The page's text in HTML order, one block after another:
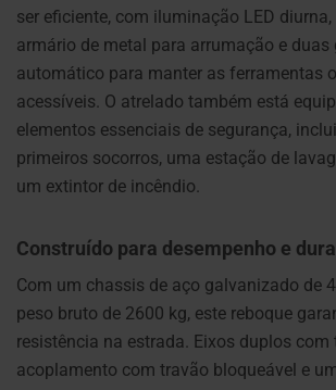
ser eficiente, com iluminação LED
armário de metal para arrumação e duas
automático para manter as ferramentas
acessíveis. O atrelado também está
elementos essenciais de segurança,
primeiros socorros, uma estação de
um extintor de incêndio.
Construído para desempenho e
Com um chassis de aço galvanizado de
peso bruto de 2600 kg, este reboque
resistência na estrada. Eixos duplos com
acoplamento com travão bloqueável e